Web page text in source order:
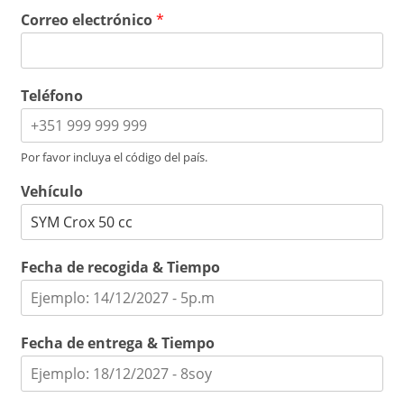
r
i
r
o
Correo electrónico*
Teléfono
Por favor incluya el código del país.
Vehículo
Fecha de recogida & Tiempo
Fecha de entrega & Tiempo